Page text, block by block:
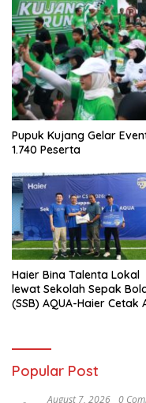
Pupuk Kujang Gelar
1.740 Peserta
Haier Bina Talenta Lokal
lewat Sekolah Sepak
(SSB) AQUA-Haier Cetak
Popular Post
August 7, 2026 0